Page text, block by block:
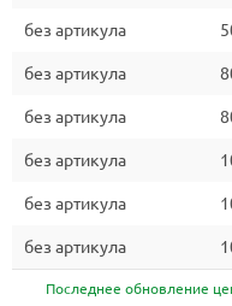
без артикула
без артикула
без артикула
без артикула
без артикула
без артикула
Последнее обновление